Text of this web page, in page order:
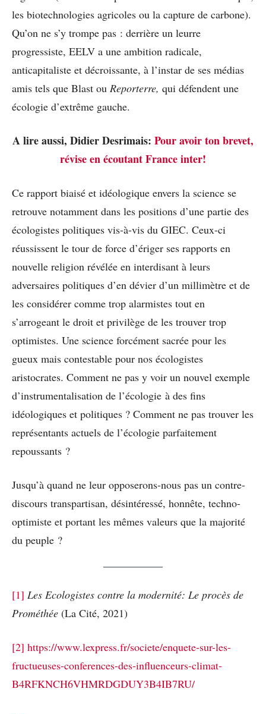
les biotechnologies agricoles ou la capture de carbone).
Qu’on ne s’y trompe pas : derrière un leurre
progressiste, EELV a une ambition radicale,
anticapitaliste et décroissante, à l’instar de ses médias
amis tels que Blast ou Reporterre, qui défendent une
écologie d’extrême gauche.
A lire aussi, Didier Desrimais: Pour avoir ton brevet,
révise en écoutant France inter!
Ce rapport biaisé et idéologique envers la science se
retrouve notamment dans les positions d’une partie des
écologistes politiques vis-à-vis du GIEC. Ceux-ci
réussissent le tour de force d’ériger ses rapports en
nouvelle religion révélée en interdisant à leurs
adversaires politiques d’en dévier d’un millimètre et de
les considérer comme trop alarmistes tout en
s’arrogeant le droit et privilège de les trouver trop
optimistes. Une science forcément sacrée pour les
gueux mais contestable pour nos écologistes
aristocrates. Comment ne pas y voir un nouvel exemple
d’instrumentalisation de l’écologie à des fins
idéologiques et politiques ? Comment ne pas trouver les
représentants actuels de l’écologie parfaitement
repoussants ?
Jusqu’à quand ne leur opposerons-nous pas un contre-
discours transpartisan, désintéressé, honnête, techno-
optimiste et portant les mêmes valeurs que la majorité
du peuple ?
[1] Les Ecologistes contre la modernité: Le procès de
Prométhée (La Cité, 2021)
[2] https://www.lexpress.fr/societe/enquete-sur-les-
fructueuses-conferences-des-influenceurs-climat-
B4RFKNCH6VHMRDGDUY3B4IB7RU/